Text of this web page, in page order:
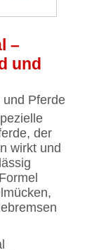
–
und
der
wirkt und